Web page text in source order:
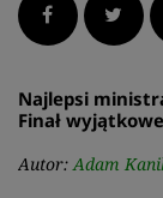
Facebook
Najlepsi
Finał
Autor: Adam